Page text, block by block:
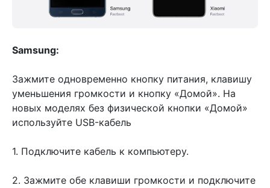
Samsung:
Зажмите одновременно кнопку питания, клавишу
уменьшения громкости и кнопку «Домой». На
новых моделях без физической кнопки «Домой»
используйте USB-кабель
1. Подключите кабель к компьютеру.
2. Зажмите обе клавиши громкости и подключите